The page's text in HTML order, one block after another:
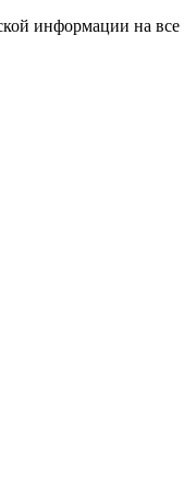
информации на